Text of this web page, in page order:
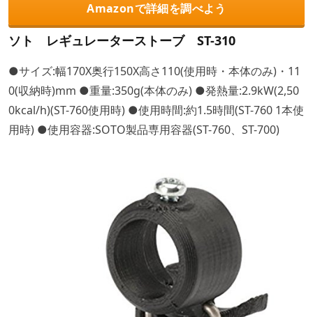
Amazonで詳細を調べよう
ソト レギュレーターストーブ ST-310
●サイズ:幅170X奥行150X高さ110(使用時・本体のみ)・11
0(収納時)mm ●重量:350g(本体のみ) ●発熱量:2.9kW(2,50
0kcal/h)(ST-760使用時) ●使用時間:約1.5時間(ST-760 1本使
用時) ●使用容器:SOTO製品専用容器(ST-760、ST-700)